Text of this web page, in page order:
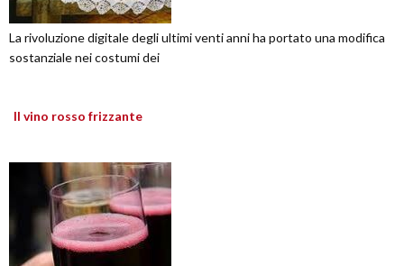
La rivoluzione digitale degli ultimi venti anni ha portato una modifica
sostanziale nei costumi dei
Il vino rosso frizzante